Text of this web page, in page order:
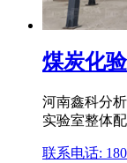
煤炭化
河南鑫科分
实验室整体
联系电话: 180